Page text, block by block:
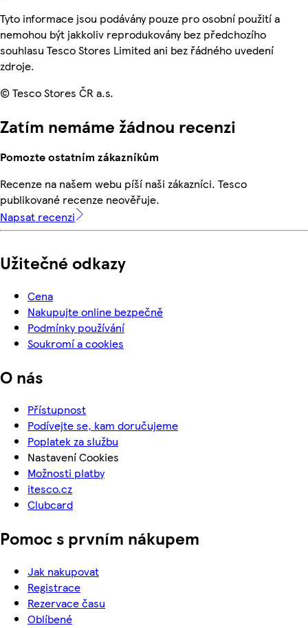
Tyto informace jsou podávány pouze pro osobní použití a
nemohou být jakkoliv reprodukovány bez předchozího
souhlasu Tesco Stores Limited ani bez řádného uvedení
zdroje.
© Tesco Stores ČR a.s.
Zatím nemáme žádnou recenzi
Pomozte ostatním zákazníkům
Recenze na našem webu píší naši zákazníci. Tesco
publikované recenze neověřuje.
Napsat recenzi
Užitečné odkazy
Cena
Nakupujte online bezpečně
Podmínky používání
Soukromí a cookies
O nás
Přístupnost
Podívejte se, kam doručujeme
Poplatek za službu
Nastavení Cookies
Možnosti platby
itesco.cz
Clubcard
Pomoc s prvním nákupem
Jak nakupovat
Registrace
Rezervace času
Oblíbené